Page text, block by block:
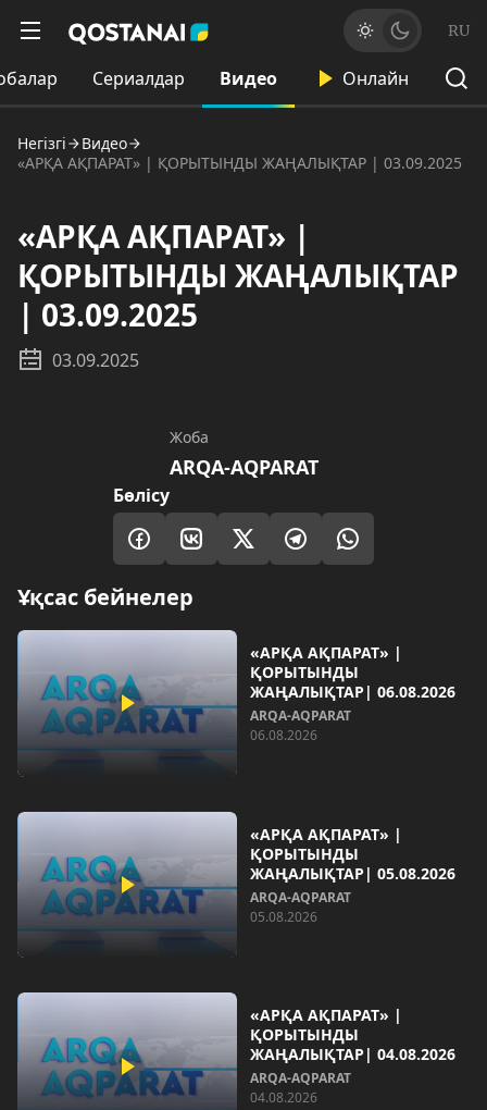
RU
Сериалдар Видео Онлайн
Негізгі
Видео
«АРҚА АҚПАРАТ» | ҚОРЫТЫНДЫ ЖАҢАЛЫҚТАР | 03.09.2025
«АРҚА АҚПАРАТ» |
ҚОРЫТЫНДЫ ЖАҢАЛЫҚТАР
| 03.09.2025
03.09.2025
Жоба
ARQA-AQPARAT
Бөлісу
Ұқсас бейнелер
«АРҚА АҚПАРАТ» |
ҚОРЫТЫНДЫ
ЖАҢАЛЫҚТАР| 06.08.2026
ARQA-AQPARAT
06.08.2026
«АРҚА АҚПАРАТ» |
ҚОРЫТЫНДЫ
ЖАҢАЛЫҚТАР| 05.08.2026
ARQA-AQPARAT
05.08.2026
«АРҚА АҚПАРАТ» |
ҚОРЫТЫНДЫ
ЖАҢАЛЫҚТАР| 04.08.2026
ARQA-AQPARAT
04.08.2026